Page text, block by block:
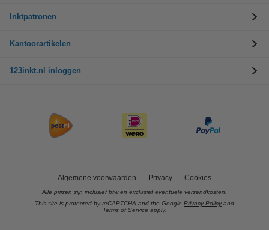
Inktpatronen
Kantoorartikelen
123inkt.nl inloggen
Algemene voorwaarden Privacy Cookies
Alle prijzen zijn inclusief btw en exclusief eventuele verzendkosten.
This site is protected by reCAPTCHA and the Google Privacy Policy and
Terms of Service apply.